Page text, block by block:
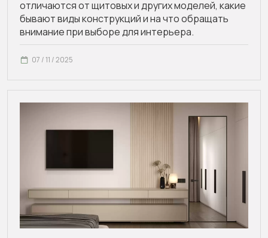
отличаются от щитовых и других моделей, какие
бывают виды конструкций и на что обращать
внимание при выборе для интерьера.
07 / 11 / 2025